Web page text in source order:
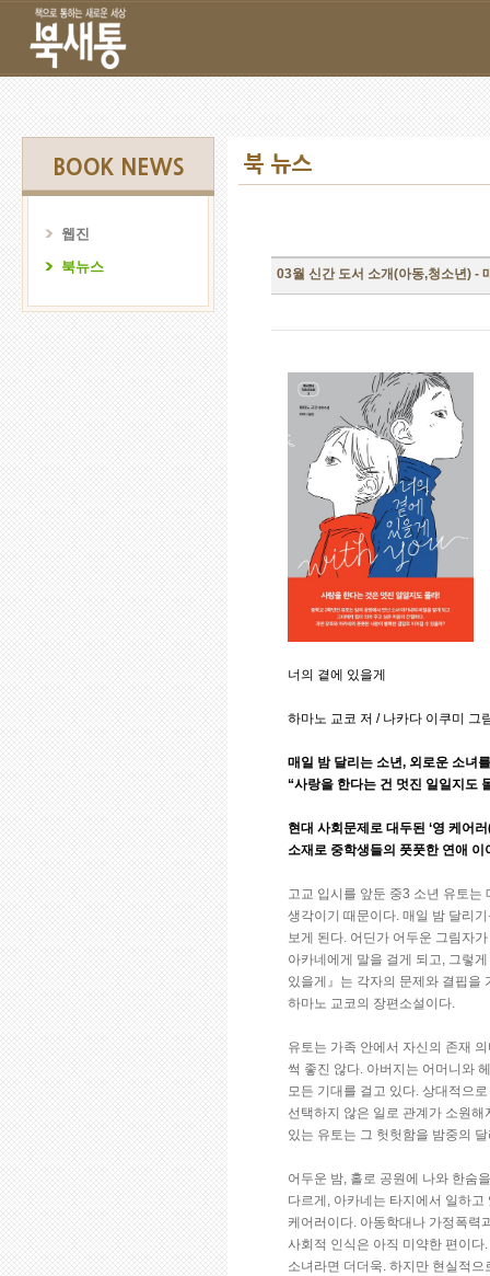
BOOK NEWS
웹진
북뉴스
북 뉴스
03월 신간 도서 소개(아동,청소년) -
너의 곁에 있을게
하마노 교코 저 / 나카다 이쿠미 그
매일 밤 달리는 소년, 외로운 소녀
“사랑을 한다는 건 멋진 일일지도
현대 사회문제로 대두된 ‘영 케어
소재로 중학생들의 풋풋한 연애
고교 입시를 앞둔 중3 소년 유토는
생각이기 때문이다. 매일 밤 달리
보게 된다. 어딘가 어두운 그림자
아카네에게 말을 걸게 되고, 그렇
있을게』는 각자의 문제와 결핍을
하마노 교코의 장편소설이다.
유토는 가족 안에서 자신의 존재
썩 좋진 않다. 아버지는 어머니와
모든 기대를 걸고 있다. 상대적으
선택하지 않은 일로 관계가 소원
있는 유토는 그 헛헛함을 밤중의
어두운 밤, 홀로 공원에 나와 한숨
다르게, 아카네는 타지에서 일하
케어러이다. 아동학대나 가정폭력
사회적 인식은 아직 미약한 편이
소녀라면 더더욱. 하지만 현실적